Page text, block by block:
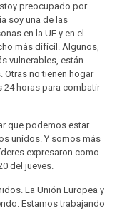
preocupado por
soy una de las
en la UE y en el
más difícil. Algunos,
vulnerables, están
Otras no tienen hogar
24 horas para combatir
que podemos estar
unidos. Y somos más
expresaron como
del jueves.
La Unión Europea y
Estamos trabajando